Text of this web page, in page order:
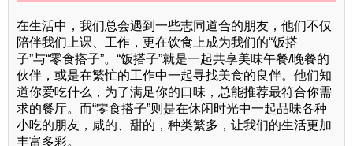
在生活中，我们总会遇到一些志同道合的朋友，他们不仅
陪伴我们上课、工作，更在饮食上成为我们的“饭搭
子”与“零食搭子”。“饭搭子”就是一起共享美味午餐/晚餐的
伙伴，或是在繁忙的工作中一起寻找美食的良伴。他们知
道你爱吃什么，为了满足你的口味，总能推荐最符合你需
求的餐厅。而“零食搭子”则是在休闲时光中一起品味各种
小吃的朋友，咸的、甜的，种类繁多，让我们的生活更加
丰富多彩。